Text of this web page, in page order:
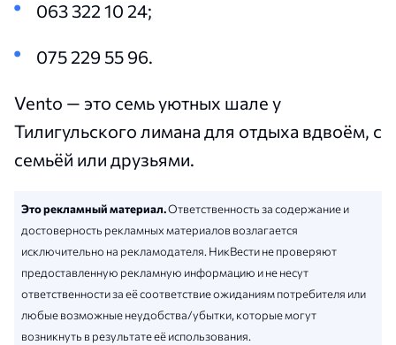
063 322 10 24;
075 229 55 96.
Vento — это семь уютных шале у
Тилигульского лимана для отдыха вдвоём, с
семьёй или друзьями.
Это рекламный материал.Ответственность за содержание и
достоверность рекламных материалов возлагается
исключительно на рекламодателя. НикВести не проверяют
предоставленную рекламную информацию и не несут
ответственности за её соответствие ожиданиям потребителя или
любые возможные неудобства/убытки, которые могут
возникнуть в результате её использования.